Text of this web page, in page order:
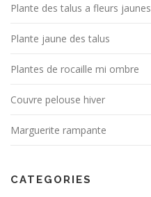
Plante des talus a fleurs jaunes
Plante jaune des talus
Plantes de rocaille mi ombre
Couvre pelouse hiver
Marguerite rampante
CATEGORIES